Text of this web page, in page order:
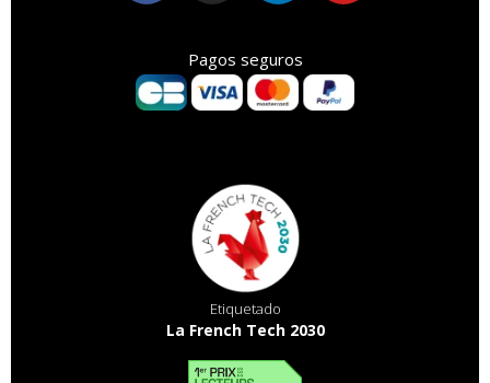
Pagos seguros
Etiquetado
La French Tech 2030